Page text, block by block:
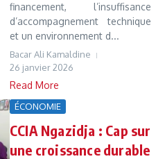
financement, l’insuffisance
d’accompagnement technique
et un environnement d...
Bacar Ali Kamaldine
26 janvier 2026
Read More
ÉCONOMIE
CCIA Ngazidja : Cap sur
une croissance durable